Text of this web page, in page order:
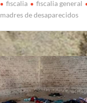
fiscalia fiscalia general
madres de desaparecidos